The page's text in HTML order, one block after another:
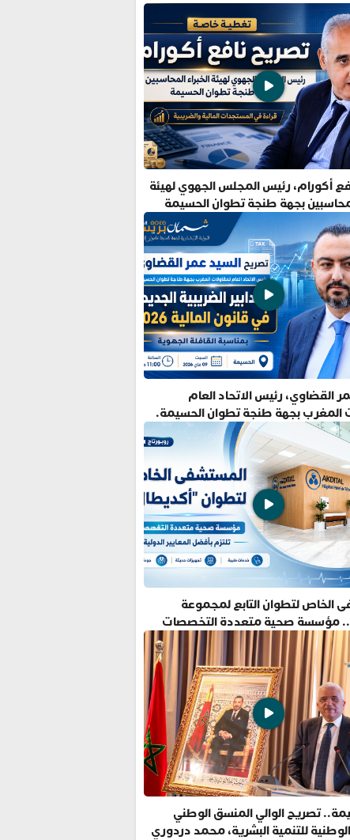
أكورام، رئيس المجلس الجهوي لهيئة
بجهة طنجة تطوان الحسيمة
القضاوي، رئيس الاتحاد العام
المغرب بجهة طنجة تطوان الحسيمة.
الخاص لتطوان التابع لمجموعة
مؤسسة صحية متعددة التخصصات
المعايير الدولية
تصريح الوالي المنسق الوطني
الوطنية للتنمية البشرية، محمد دردوري